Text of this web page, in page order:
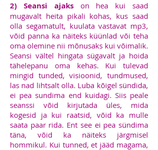
2) Seansi ajakson hea kui saad
mugavalt heita pikali kohas, kus saad
olla segamatult, kuulata vastavat mp3,
võid panna ka näiteks küünlad või teha
oma olemine nii mõnusaks kui võimalik.
Seansi vältel hingata sügavalt ja hoida
tähelepanu oma kehas. Kui tulevad
mingid tunded, visioonid, tundmused,
las nad lihtsalt olla. Luba kõigel sündida,
ei pea sundima end kuidagi. Siis peale
seanssi võid kirjutada üles, mida
kogesid ja kui raatsid, võid ka mulle
saata paar rida. Ent see ei pea sündima
täna, võid ka näiteks järgmisel
hommikul. Kui tunned, et jääd magama,